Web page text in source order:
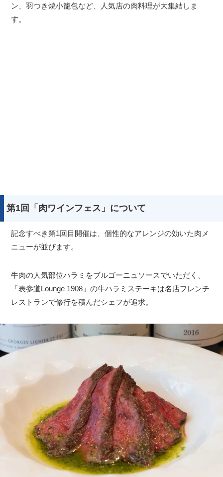
ン、羽つき焼小籠包など、人気店の肉料理が大集結しま
す。
第1回「肉ワインフェス」について
記念すべき第1回目開催は、個性的なアレンジの効いた肉メ
ニューが並びます。
牛肉の人気部位ハラミをブルゴーニュソースでいただく、
「表参道Lounge 1908」の牛ハラミステーキは名店フレンチ
レストランで修行を積んだシェフが追求。